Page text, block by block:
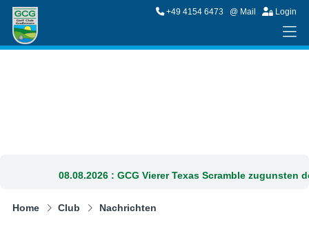
+49 4154 6473 @ Mail Login
08.08.2026 : GCG Vierer Texas Scramble zugunsten
Home Club Nachrichten